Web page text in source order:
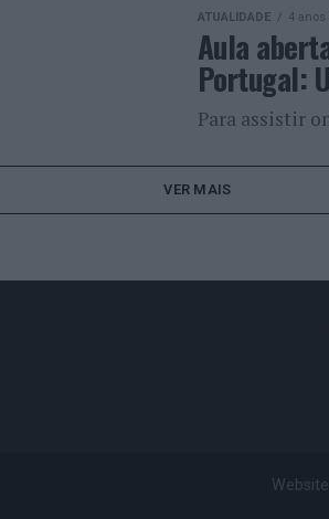
ATUALIDADE 4 anos
Aula
Portugal:
Para assistir
VER MAIS